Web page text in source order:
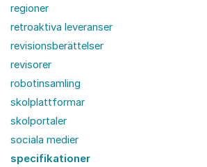
regioner
retroaktiva leveranser
revisionsberättelser
revisorer
robotinsamling
skolplattformar
skolportaler
sociala medier
specifikationer